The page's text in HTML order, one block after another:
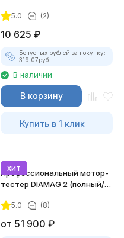
5.0 (2)
10 625 ₽
Бонусных рублей за покупку:
319.07руб.
В наличии
В корзину
Купить в 1 клик
хит
Профессиональный мотор-
тестер DIAMAG 2 (полный/
5.0 (8)
от 51 900 ₽